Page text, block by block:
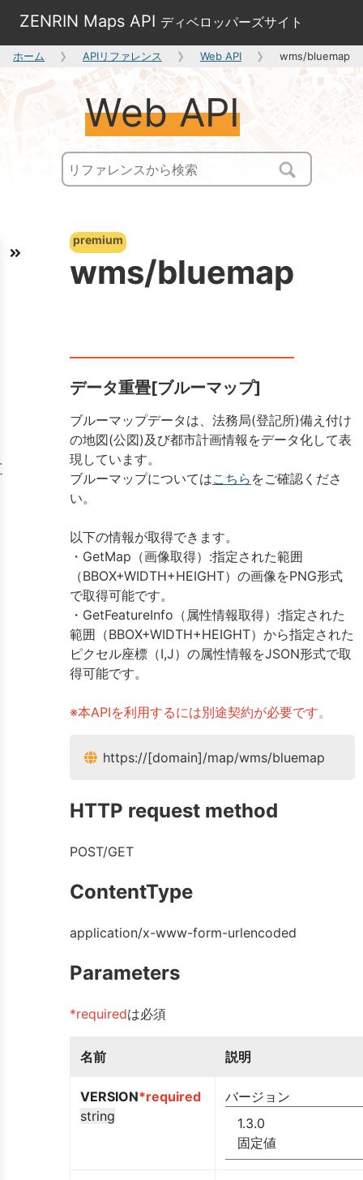
ZENRIN Maps API ディベロッパーズサイト
ホーム APIリファレンス Web API wms/bluemap
Web API
premium
wms/bluemap
データ重畳[ブルーマップ]
ブルーマップデータは、法務局(登記所)備え付け
の地図(公図)及び都市計画情報をデータ化して表
現しています。
ブルーマップについてはこちら をご確認くださ
い。
以下の情報が取得できます。
・GetMap（画像取得）:指定された範囲
（BBOX+WIDTH+HEIGHT）の画像をPNG形式
で取得可能です。
・GetFeatureInfo（属性情報取得）:指定された
範囲（BBOX+WIDTH+HEIGHT）から指定された
ピクセル座標（I,J）の属性情報をJSON形式で取
得可能です。
※本APIを利用するには別途契約が必要です。
https://[domain]/map/wms/bluemap
HTTP request method
POST/GET
ContentType
application/x-www-form-urlencoded
Parameters
*requiredは必須
名前 説明
VERSION*required
string
バージョン
1.3.0
固定値